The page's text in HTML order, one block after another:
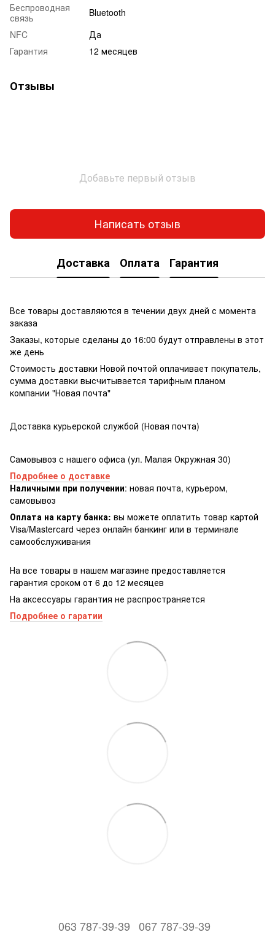
Беспроводная
связь
Bluetooth
NFC
Да
Гарантия
12 месяцев
Отзывы
Добавьте первый отзыв
Написать отзыв
Доставка Оплата Гарантия
Все товары доставляются в течении двух дней с момента
заказа
Заказы, которые сделаны до 16:00 будут отправлены в этот
же день
Стоимость доставки Новой почтой оплачивает покупатель,
сумма доставки высчитывается тарифным планом
компании "Новая почта"
Доставка курьерской службой (Новая почта)
Самовывоз с нашего офиса (ул. Малая Окружная 30)
Подробнее о доставке
Наличными при получении: новая почта, курьером,
самовывоз
Оплата на карту банка: вы можете оплатить товар картой
Visa/Masterсard через онлайн банкинг или в терминале
самообслуживания
На все товары в нашем магазине предоставляется
гарантия сроком от 6 до 12 месяцев
На аксессуары гарантия не распространяется
Подробнее о гаратии
063 787-39-39 067 787-39-39